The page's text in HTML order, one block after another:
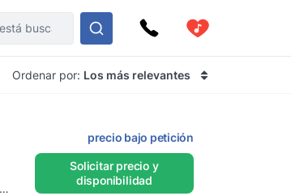
Ordenar por: Los más relevantes
, Grupos de Rock,Grupos de música para boda
precio bajo petición
Solicitar precio y
disponibilidad